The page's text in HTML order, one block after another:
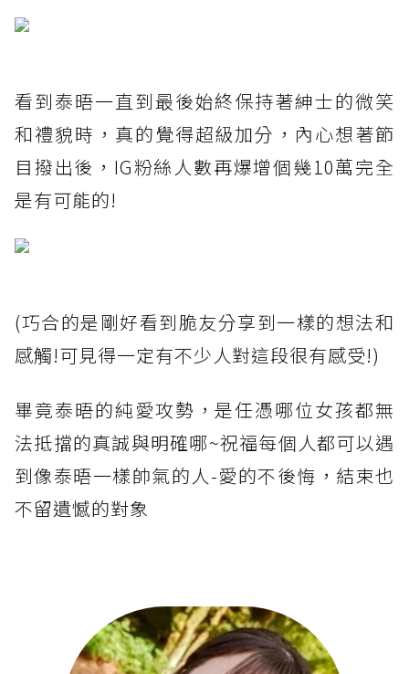
看到泰晤一直到最後始終保持著紳士的微笑
和禮貌時，真的覺得超級加分，內心想著節
目撥出後，IG粉絲人數再爆增個幾10萬完全
是有可能的!
(巧合的是剛好看到脆友分享到一樣的想法和
感觸!可見得一定有不少人對這段很有感受!)
畢竟泰晤的純愛攻勢，是任憑哪位女孩都無
法抵擋的真誠與明確哪~祝福每個人都可以遇
到像泰晤一樣帥氣的人-愛的不後悔，結束也
不留遺憾的對象